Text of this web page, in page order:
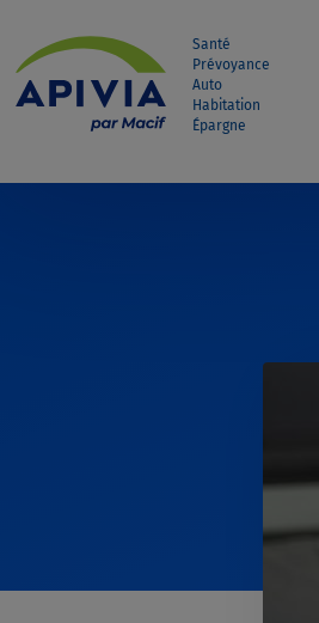
Santé
Prévoyance
Auto
Habitation
Épargne